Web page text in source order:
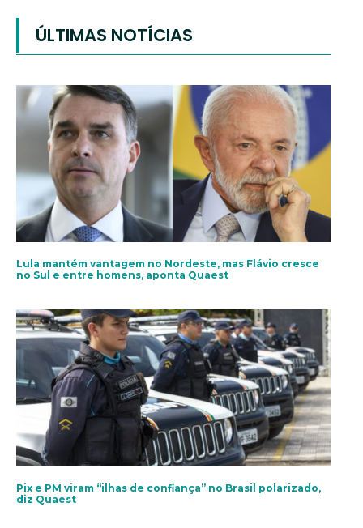
ÚLTIMAS NOTÍCIAS
Lula mantém vantagem no Nordeste, mas Flávio cresce
no Sul e entre homens, aponta Quaest
Pix e PM viram “ilhas de confiança” no Brasil polarizado,
diz Quaest